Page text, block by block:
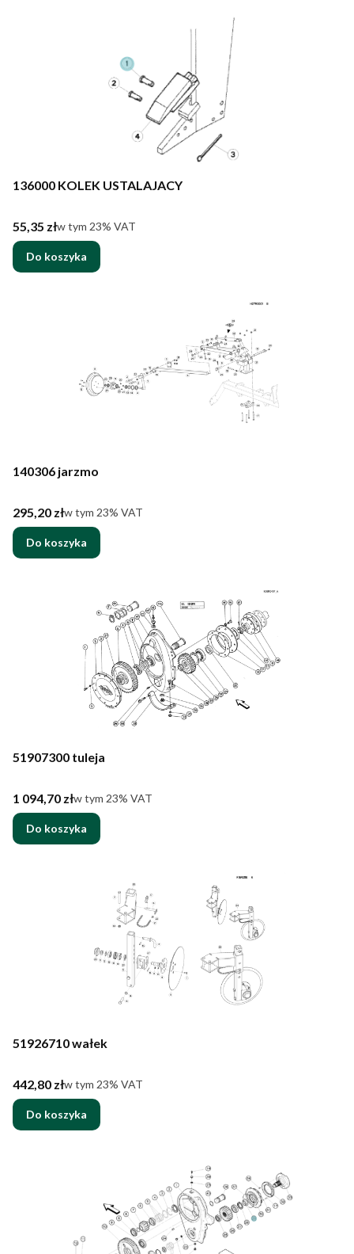
136000 KOLEK USTALAJACY
Cena brutto
55,35 złw tym %s VAT
w tym 23% VAT
Do koszyka
140306 jarzmo
Cena brutto
295,20 złw tym %s VAT
w tym 23% VAT
Do koszyka
51907300 tuleja
Cena brutto
1 094,70 złw tym %s VAT
w tym 23% VAT
Do koszyka
51926710 wałek
Cena brutto
442,80 złw tym %s VAT
w tym 23% VAT
Do koszyka